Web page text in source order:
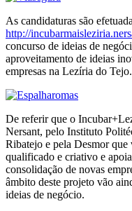
As candidaturas são
http://
concurso de ideias de
aproveitamento de ideias
empresas na Lezíria do Tejo.
De referir que o
Nersant, pelo Instituto
Ribatejo e pela Desmor
qualificado e criativo e
consolidação de novas
âmbito deste projeto vão
ideias de negócio.